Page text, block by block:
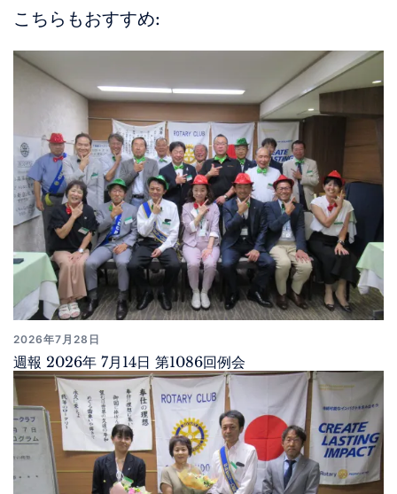
こちらもおすすめ:
2026年7月28日
週報 2026年 7月14日 第1086回例会